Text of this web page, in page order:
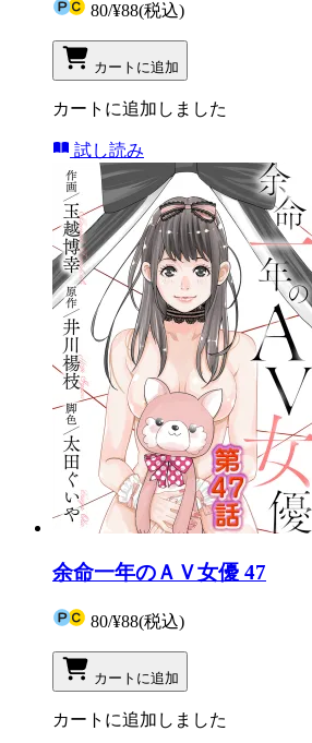
80/¥88(税込)
カートに追加
カートに追加しました
試し読み
余命一年のＡＶ女優 47
80/¥88(税込)
カートに追加
カートに追加しました